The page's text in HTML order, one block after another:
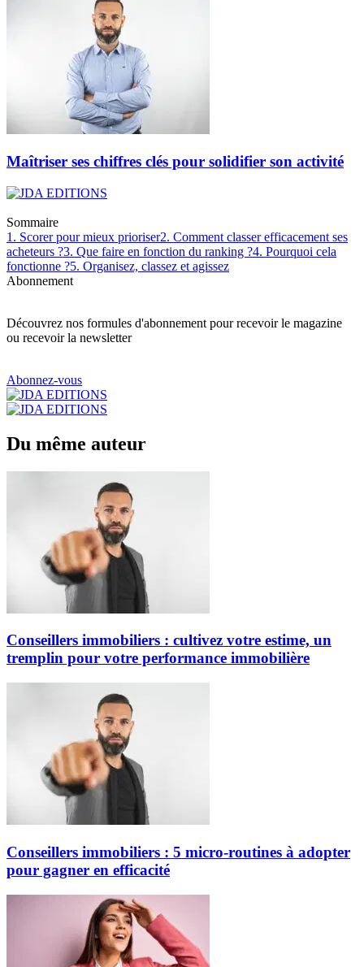
Maîtriser ses chiffres clés pour solidifier son activité
Sommaire
1. Scorer pour mieux prioriser2. Comment classer efficacement ses
acheteurs ?3. Que faire en fonction du ranking ?4. Pourquoi cela
fonctionne ?5. Organisez, classez et agissez
Abonnement
Découvrez nos formules d'abonnement pour recevoir le magazine
ou recevoir la newsletter
Abonnez-vous
Du même auteur
Conseillers immobiliers : cultivez votre estime, un
tremplin pour votre performance immobilière
Conseillers immobiliers : 5 micro-routines à adopter
pour gagner en efficacité